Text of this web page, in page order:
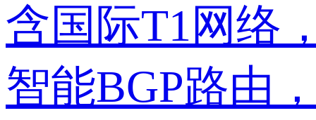
含国际T1网络
智能BGP路由